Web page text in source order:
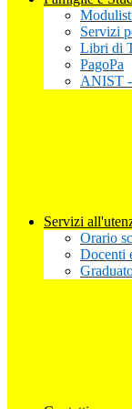
Servizi
Libri di
PagoPa
ANIST -
Servizi
Orario
Docenti